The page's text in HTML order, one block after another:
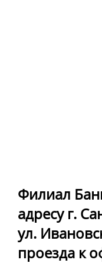
Филиал
адресу г.
ул.
проезда к